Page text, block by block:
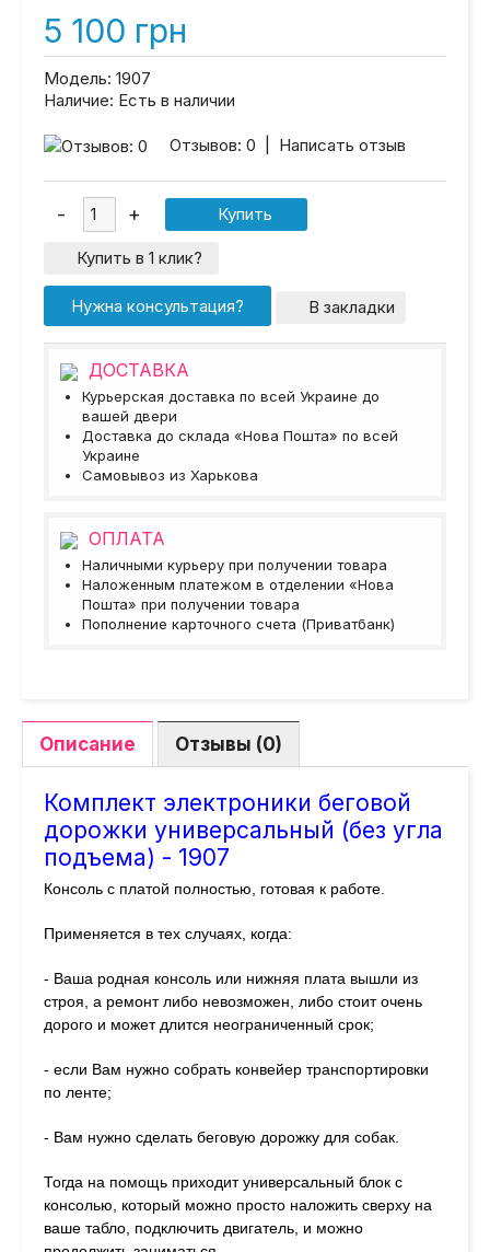
5 100 грн
Модель: 1907
Наличие: Есть в наличии
Отзывов: 0 Написать отзыв
Купить в 1 клик?
Нужна консультация? В закладки
ДОСТАВКА
Курьерская доставка по всей Украине до
вашей двери
Доставка до склада «Нова Пошта» по всей
Украине
Самовывоз из Харькова
ОПЛАТА
Наличными курьеру при получении товара
Наложенным платежом в отделении «Нова
Пошта» при получении товара
Пополнение карточного счета (Приватбанк)
Описание Отзывы (0)
Комплект электроники беговой
дорожки универсальный (без угла
подъема) - 1907
Консоль с платой полностью, готовая к работе.
Применяется в тех случаях, когда:
- Ваша родная консоль или нижняя плата вышли из
строя, а ремонт либо невозможен, либо стоит очень
дорого и может длится неограниченный срок;
- если Вам нужно собрать конвейер транспортировки
по ленте;
- Вам нужно сделать беговую дорожку для собак.
Тогда на помощь приходит универсальный блок с
консолью, который можно просто наложить сверху на
ваше табло, подключить двигатель, и можно